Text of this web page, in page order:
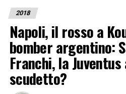
2018
Napoli, il rosso a
bomber argentino:
Franchi, la
scudetto?